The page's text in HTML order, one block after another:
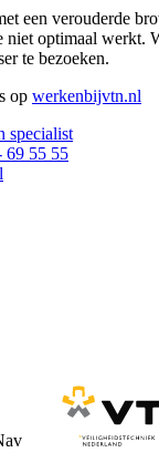
een verouderde
niet optimaal werkt.
te bezoeken.
op werkenbijvtn.nl
specialist
69 55 55